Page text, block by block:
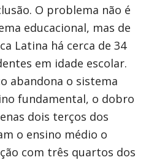
O problema não é
educacional, mas de
Latina há cerca de 34
em idade escolar.
abandona o sistema
fundamental, o dobro
dois terços dos
o ensino médio o
com três quartos dos